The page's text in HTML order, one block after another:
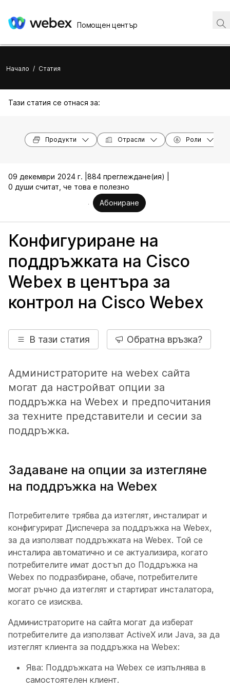
Помощен център
Начало / Статия
Тази статия се отнася за:
Продукти Отрасли Роли
09 декември 2024 г. | 884 преглеждане(ия) |
0 души считат, че това е полезно
Абониране
Конфигуриране на
поддръжката на Cisco
Webex в центъра за
контрол на Cisco Webex
В тази статия Обратна връзка?
Администраторите на webex сайта
могат да настройват опции за
поддръжка на Webex и предпочитания
за техните представители и сесии за
поддръжка.
Задаване на опции за изтегляне
на поддръжка на Webex
Потребителите трябва да изтеглят, инсталират и
конфигурират Диспечера за поддръжка на Webex,
за да използват поддръжката на Webex. Той се
инсталира автоматично и се актуализира, когато
потребителите имат достъп до Поддръжка на
Webex по подразбиране, обаче, потребителите
могат ръчно да изтеглят и стартират инсталатора,
когато се изисква.
Администраторите на сайта могат да изберат
потребителите да използват ActiveX или Java, за да
изтеглят клиента за поддръжка на Webex:
Ява: Поддръжката на Webex се изпълнява в
самостоятелен клиент.